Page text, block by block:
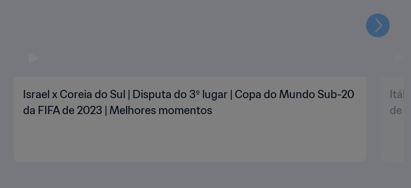
Israel x Coreia do Sul | Disputa do 3º lugar | Copa do Mundo Sub-20
da FIFA de 2023 | Melhores momentos
de